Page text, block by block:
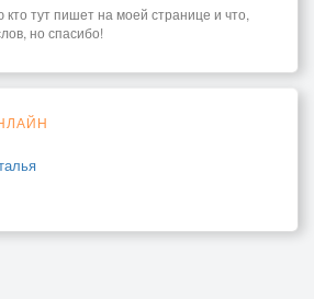
тут пишет на моей странице и что,
но спасибо!